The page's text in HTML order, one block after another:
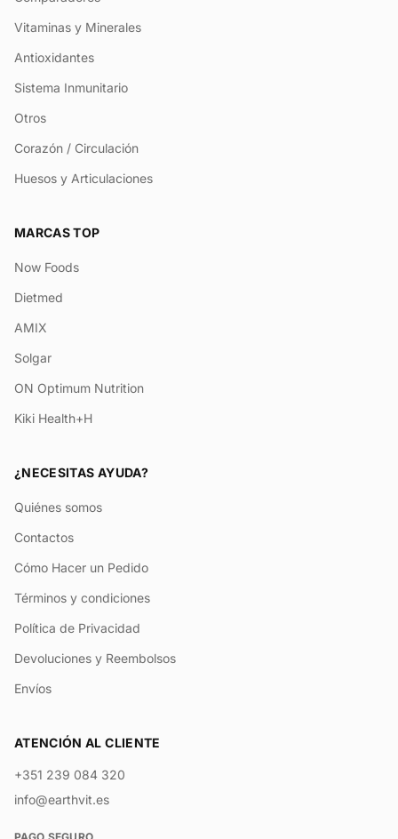
Vitaminas y Minerales
Antioxidantes
Sistema Inmunitario
Otros
Corazón / Circulación
Huesos y Articulaciones
MARCAS TOP
Now Foods
Dietmed
AMIX
Solgar
ON Optimum Nutrition
Kiki Health+H
¿NECESITAS AYUDA?
Quiénes somos
Contactos
Cómo Hacer un Pedido
Términos y condiciones
Política de Privacidad
Devoluciones y Reembolsos
Envíos
ATENCIÓN AL CLIENTE
+351 239 084 320
info@earthvit.es